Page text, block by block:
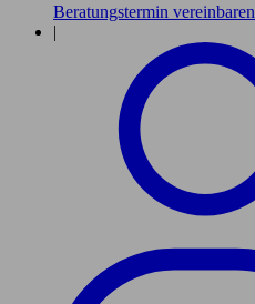
Beratungstermin vereinbaren
|